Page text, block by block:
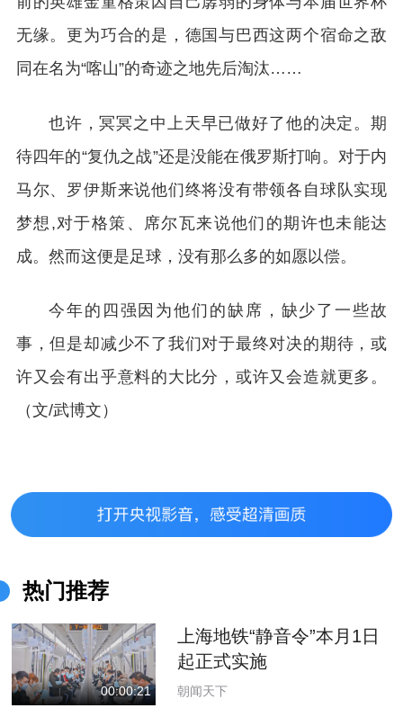
无缘。更为巧合的是，德国与巴西这两个宿命之敌
同在名为“喀山”的奇迹之地先后淘汰……
也许，冥冥之中上天早已做好了他的决定。期
待四年的“复仇之战”还是没能在俄罗斯打响。对于内
马尔、罗伊斯来说他们终将没有带领各自球队实现
梦想,对于格策、席尔瓦来说他们的期许也未能达
成。然而这便是足球，没有那么多的如愿以偿。
今年的四强因为他们的缺席，缺少了一些故
事，但是却减少不了我们对于最终对决的期待，或
许又会有出乎意料的大比分，或许又会造就更多。
（文/武博文）
热门推荐
00:00:21
上海地铁“静音令”本月1日
起正式实施
朝闻天下